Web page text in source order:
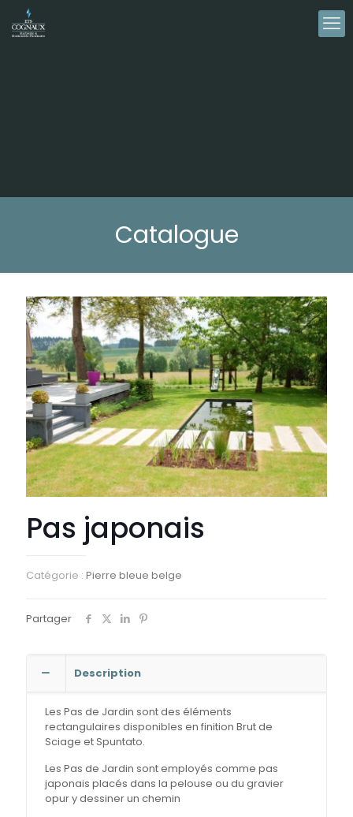
Catalogue
Pas japonais
Catégorie : Pierre bleue belge
Partager
Description
Les Pas de Jardin sont des éléments
rectangulaires disponibles en finition Brut de
Sciage et Spuntato.
Les Pas de Jardin sont employés comme pas
japonais placés dans la pelouse ou du gravier
opur y dessiner un chemin